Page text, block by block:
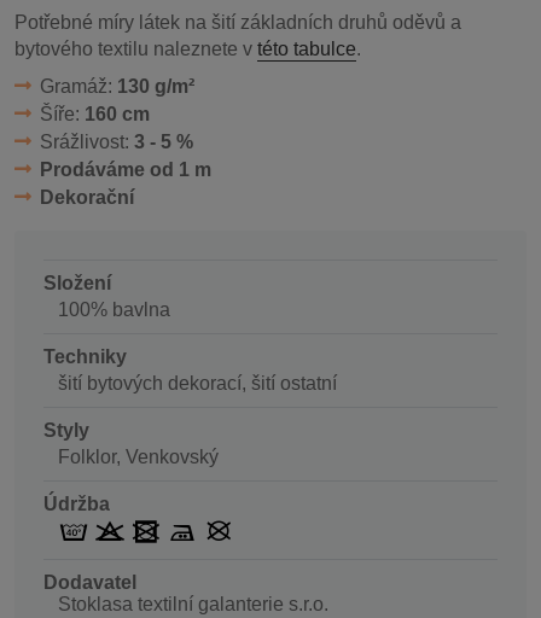
Potřebné míry látek na šití základních druhů oděvů a
bytového textilu naleznete v této tabulce.
Gramáž: 130 g/m²
Šíře: 160 cm
Srážlivost: 3 - 5 %
Prodáváme od 1 m
Dekorační
Složení
100% bavlna
Techniky
šití bytových dekorací, šití ostatní
Styly
Folklor, Venkovský
Údržba
Dodavatel
Stoklasa textilní galanterie s.r.o.